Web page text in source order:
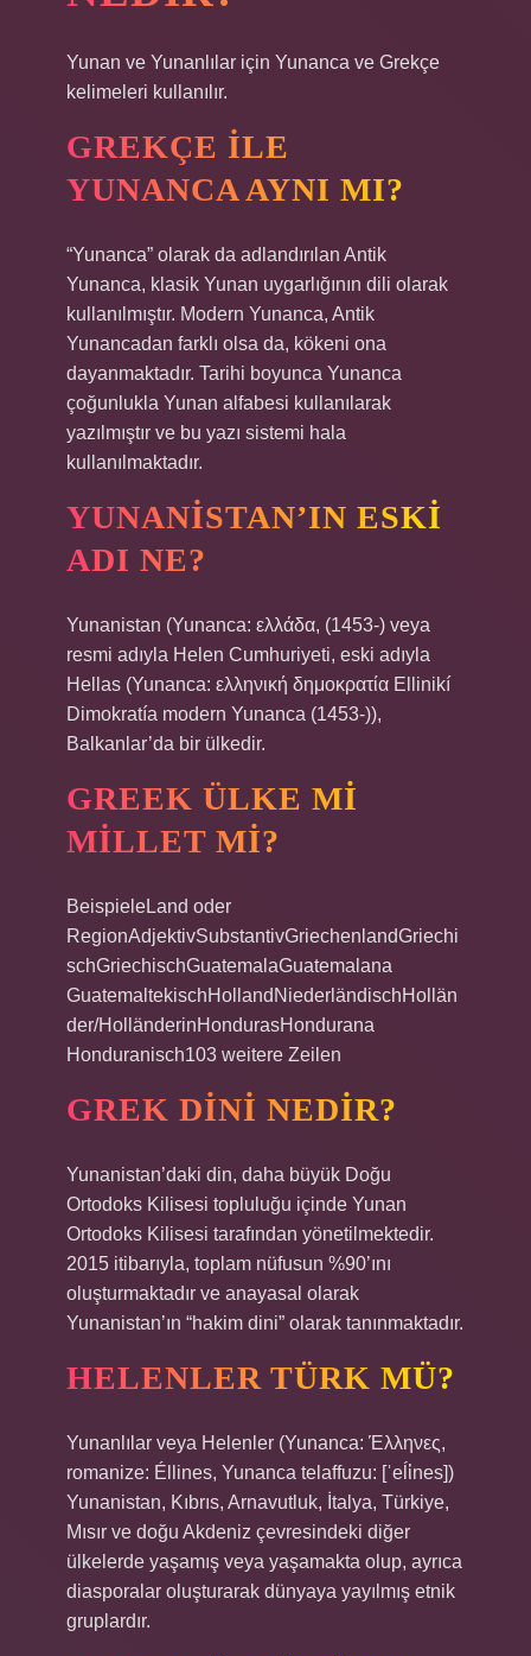
Yunan ve Yunanlılar için Yunanca ve Grekçe
kelimeleri kullanılır.
GREKÇE ILE
YUNANCA AYNI MI?
“Yunanca” olarak da adlandırılan Antik
Yunanca, klasik Yunan uygarlığının dili olarak
kullanılmıştır. Modern Yunanca, Antik
Yunancadan farklı olsa da, kökeni ona
dayanmaktadır. Tarihi boyunca Yunanca
çoğunlukla Yunan alfabesi kullanılarak
yazılmıştır ve bu yazı sistemi hala
kullanılmaktadır.
YUNANISTAN’IN ESKI
ADI NE?
Yunanistan (Yunanca: ελλάδα, (1453-) veya
resmi adıyla Helen Cumhuriyeti, eski adıyla
Hellas (Yunanca: ελληνική δημοκρατία Ellinikí
Dimokratía modern Yunanca (1453-)),
Balkanlar’da bir ülkedir.
GREEK ÜLKE MI
MILLET MI?
BeispieleLand oder
RegionAdjektivSubstantivGriechenlandGriechi
schGriechischGuatemalaGuatemalana
GuatemaltekischHollandNiederländischHollän
der/HolländerinHondurasHondurana
Honduranisch103 weitere Zeilen
GREK DINI NEDIR?
Yunanistan’daki din, daha büyük Doğu
Ortodoks Kilisesi topluluğu içinde Yunan
Ortodoks Kilisesi tarafından yönetilmektedir.
2015 itibarıyla, toplam nüfusun %90’ını
oluşturmaktadır ve anayasal olarak
Yunanistan’ın “hakim dini” olarak tanınmaktadır.
HELENLER TÜRK MÜ?
Yunanlılar veya Helenler (Yunanca: Έλληνες,
romanize: Éllines, Yunanca telaffuzu: [ˈeĺἱnes])
Yunanistan, Kıbrıs, Arnavutluk, İtalya, Türkiye,
Mısır ve doğu Akdeniz çevresindeki diğer
ülkelerde yaşamış veya yaşamakta olup, ayrıca
diasporalar oluşturarak dünyaya yayılmış etnik
gruplardır.